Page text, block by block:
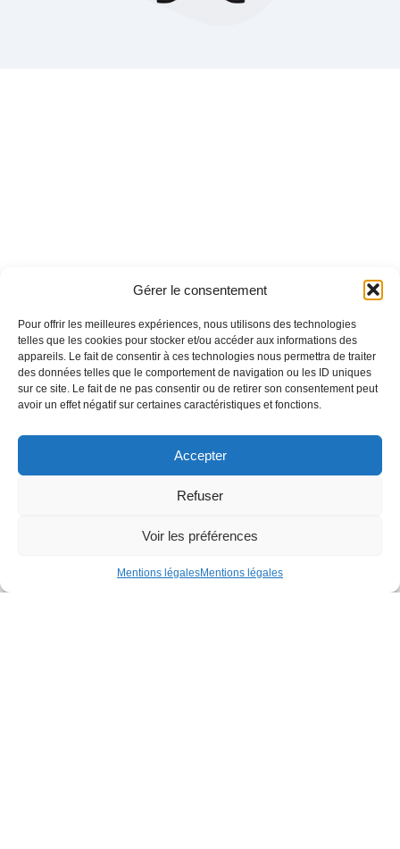
Gérer le consentement
Pour offrir les meilleures expériences, nous utilisons des technologies
telles que les cookies pour stocker et/ou accéder aux informations des
appareils. Le fait de consentir à ces technologies nous permettra de traiter
des données telles que le comportement de navigation ou les ID uniques
sur ce site. Le fait de ne pas consentir ou de retirer son consentement peut
avoir un effet négatif sur certaines caractéristiques et fonctions.
Accepter
Refuser
Voir les préférences
Mentions légalesMentions légales